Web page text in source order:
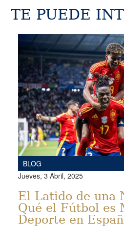
TE PUEDE
BLOG
Jueves, 3 Abril, 2025
El Latido de una
Qué el Fútbol es
Deporte en